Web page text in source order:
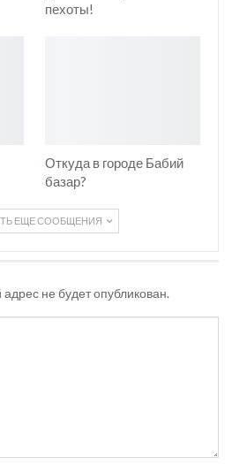
пехоты!
Откуда в городе Бабий
базар?
ЕЩЕ СООБЩЕНИЯ
не будет опубликован.